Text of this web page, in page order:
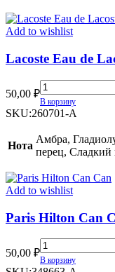
Add to wishlist
Lacoste Eau de
50,00 ₽
Lacoste
Eau
de
Sensuelle
quantity
В корзину
SKU:260701-A
Нота
Амбра,
перец, Сладкий
Add to wishlist
Paris Hilton Can
50,00 ₽
Paris
Hilton
Can
В корзину